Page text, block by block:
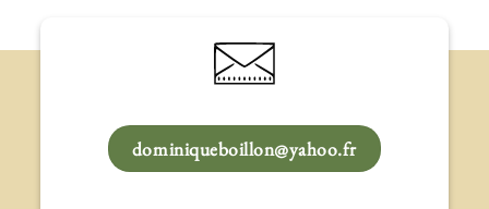
dominiqueboillon@yahoo.fr